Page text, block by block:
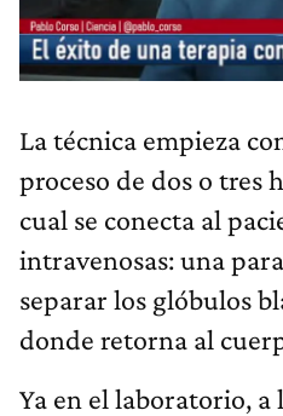
La técnica empieza
proceso de dos o tres
cual se conecta al
intravenosas: una
separar los glóbulos
donde retorna al
Ya en el laboratorio, a